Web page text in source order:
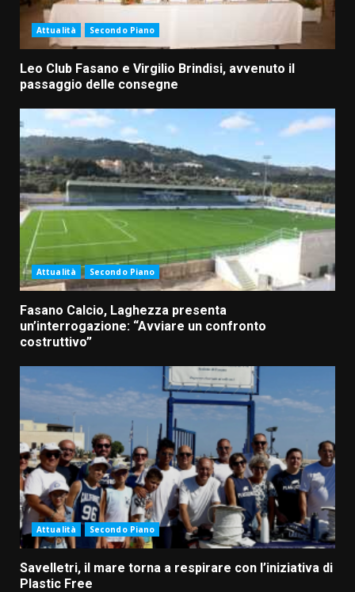
Attualità Secondo Piano
Leo Club Fasano e Virgilio Brindisi, avvenuto il
passaggio delle consegne
Attualità Secondo Piano
Fasano Calcio, Laghezza presenta
un’interrogazione: “Avviare un confronto
costruttivo”
Attualità Secondo Piano
Savelletri, il mare torna a respirare con l’iniziativa di
Plastic Free